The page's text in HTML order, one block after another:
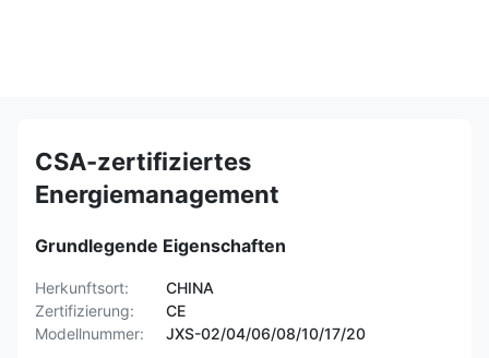
CSA-zertifiziertes
Energiemanagement
Grundlegende Eigenschaften
Herkunftsort:
CHINA
Zertifizierung:
CE
Modellnummer:
JXS-02/04/06/08/10/17/20